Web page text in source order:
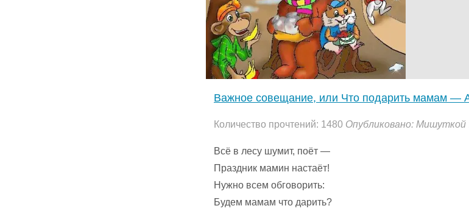
—
Авдеенко
Кирилл.
4
Важное совещание, или Что подарить мамам —
Количество прочтений: 1480 Опубликовано: Мишуткой
Всё в лесу шумит, поёт —
Праздник мамин настаёт!
Нужно всем обговорить:
Будем мамам что дарить?